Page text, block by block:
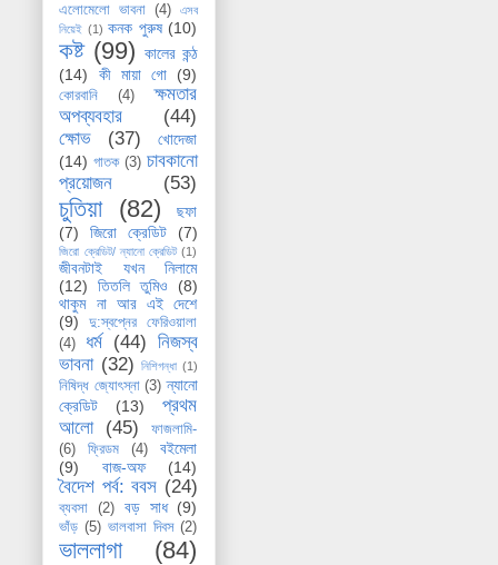
এলোমেলো ভাবনা (4)
এসব
নিয়েই (1) কনক পুরুষ (10)
কষ্ট (99) কালের কন্ঠ
(14)
কী মায়া গো (9)
কোরবানি (4)
ক্ষমতার
অপব্যবহার
(44)
ক্ষোভ
(37)
খোদেজা
(14) গাতক (3) চাবকানো
প্রয়োজন
(53)
চুতিয়া (82)
ছফা
(7)
জিরো ক্রেডিট (7)
জিরো ক্রেডিট/ ন্যানো ক্রেডিট (1)
জীবনটাই যখন নিলামে
(12)
তিতলি তুমিও
(8)
থাকুম না আর এই দেশে
(9)
দু:স্বপ্নের ফেরিওয়ালা
(4)
ধর্ম (44) নিজস্ব
ভাবনা (32) নিশিগন্ধা (1)
নিষিদ্ধ জ্যোৎস্না (3) ন্যানো
ক্রেডিট
(13)
প্রথম
আলো
(45)
ফাজলামি-
(6)
ফ্রিডম (4)
বইমেলা
(9)
বাজ-অফ (14)
বৈদেশ পর্ব: ববস (24)
ব্যবসা (2) বড় সাধ (9)
ভাঁড় (5) ভালবাসা দিবস (2)
ভাললাগা (84)